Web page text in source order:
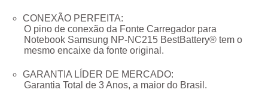
CONEXÃO PERFEITA:
O pino de conexão da Fonte Carregador para
Notebook Samsung NP-NC215 BestBattery® tem o
mesmo encaixe da fonte original.
GARANTIA LÍDER DE MERCADO:
Garantia Total de 3 Anos, a maior do Brasil.